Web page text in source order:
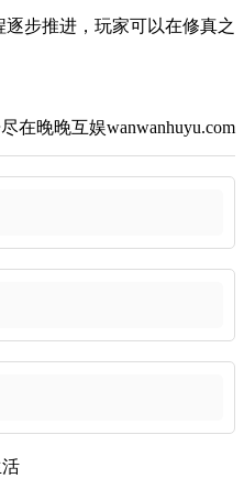
步推进，玩家可以在修真之
在晚晚互娱wanwanhuyu.com